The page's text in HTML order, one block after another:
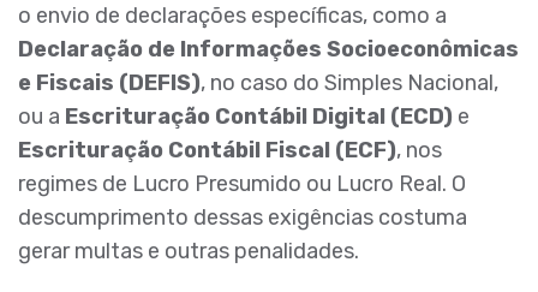
o envio de declarações específicas, como a
Declaração de Informações Socioeconômicas
e Fiscais (DEFIS), no caso do Simples Nacional,
ou a Escrituração Contábil Digital (ECD) e
Escrituração Contábil Fiscal (ECF), nos
regimes de Lucro Presumido ou Lucro Real. O
descumprimento dessas exigências costuma
gerar multas e outras penalidades.